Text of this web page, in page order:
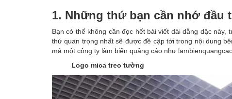
1. Những thứ bạn cần nhớ đầu
Bạn có thể không cần đọc hết bài viết dài dằng dặc
thứ quan trọng nhất sẽ được đề cập tới trong nội dung
mà một công ty làm biển quảng cáo như
Logo mica treo tường